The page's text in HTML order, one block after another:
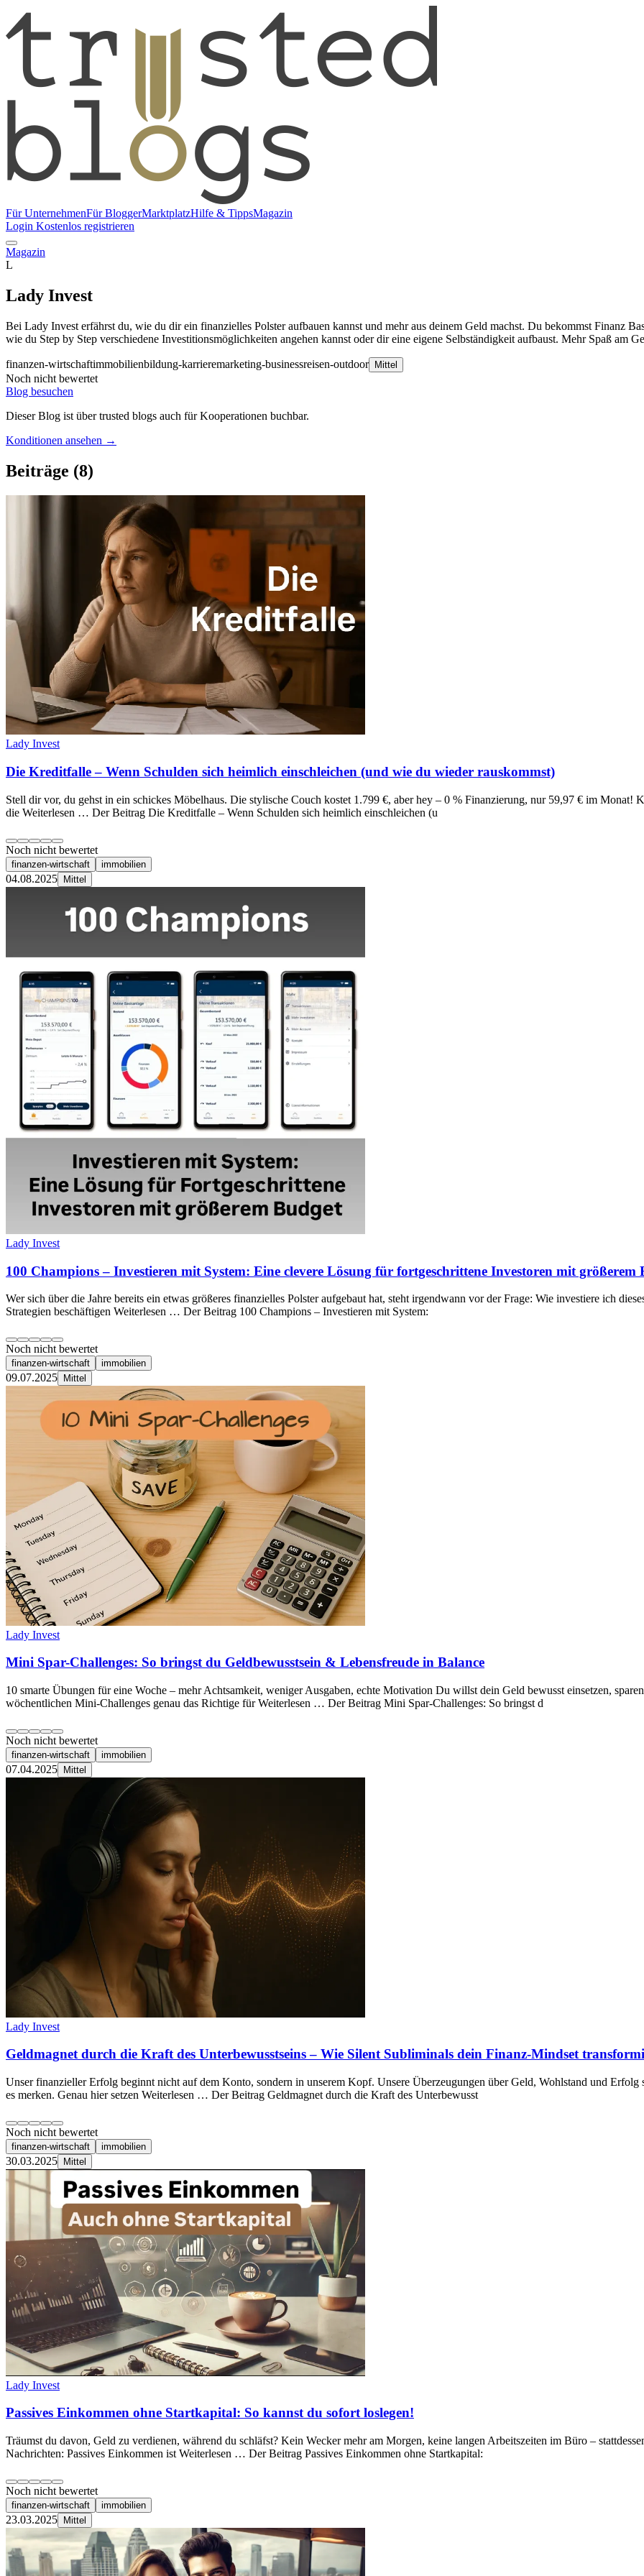
Für UnternehmenFür BloggerMarktplatzHilfe & TippsMagazin
Login Kostenlos registrieren
Magazin
L
Lady Invest
Bei Lady Invest erfährst du, wie du dir ein finanzielles Polster aufbauen kannst und mehr aus deinem Geld machst. Du bekommst Finanz
wie du Step by Step verschiedene Investitionsmöglichkeiten angehen kannst oder dir eine eigene Selbständigkeit aufbaust. Mehr Spaß am
finanzen-wirtschaftimmobilienbildung-karrieremarketing-businessreisen-outdoor Mittel
Noch nicht bewertet
Blog besuchen
Dieser Blog ist über trusted blogs auch für Kooperationen buchbar.
Konditionen ansehen →
Beiträge (8)
Lady Invest
Die Kreditfalle – Wenn Schulden sich heimlich einschleichen (und wie du wieder rauskommst)
Stell dir vor, du gehst in ein schickes Möbelhaus. Die stylische Couch kostet 1.799 €, aber hey – 0 % Finanzierung, nur 59,97 € im Monat!
die Weiterlesen … Der Beitrag Die Kreditfalle – Wenn Schulden sich heimlich einschleichen (u
Noch nicht bewertet
finanzen-wirtschaft immobilien
04.08.2025 Mittel
Lady Invest
100 Champions – Investieren mit System: Eine clevere Lösung für fortgeschrittene Investoren mit größerem
Wer sich über die Jahre bereits ein etwas größeres finanzielles Polster aufgebaut hat, steht irgendwann vor der Frage: Wie investiere ich
Strategien beschäftigen Weiterlesen … Der Beitrag 100 Champions – Investieren mit System:
Noch nicht bewertet
finanzen-wirtschaft immobilien
09.07.2025 Mittel
Lady Invest
Mini Spar-Challenges: So bringst du Geldbewusstsein & Lebensfreude in Balance
10 smarte Übungen für eine Woche – mehr Achtsamkeit, weniger Ausgaben, echte Motivation Du willst dein Geld bewusst einsetzen,
wöchentlichen Mini-Challenges genau das Richtige für Weiterlesen … Der Beitrag Mini Spar-Challenges: So bringst d
Noch nicht bewertet
finanzen-wirtschaft immobilien
07.04.2025 Mittel
Lady Invest
Geldmagnet durch die Kraft des Unterbewusstseins – Wie Silent Subliminals dein Finanz-Mindset
Unser finanzieller Erfolg beginnt nicht auf dem Konto, sondern in unserem Kopf. Unsere Überzeugungen über Geld, Wohlstand und
es merken. Genau hier setzen Weiterlesen … Der Beitrag Geldmagnet durch die Kraft des Unterbewusst
Noch nicht bewertet
finanzen-wirtschaft immobilien
30.03.2025 Mittel
Lady Invest
Passives Einkommen ohne Startkapital: So kannst du sofort loslegen!
Träumst du davon, Geld zu verdienen, während du schläfst? Kein Wecker mehr am Morgen, keine langen Arbeitszeiten im Büro –
Nachrichten: Passives Einkommen ist Weiterlesen … Der Beitrag Passives Einkommen ohne Startkapital:
Noch nicht bewertet
finanzen-wirtschaft immobilien
23.03.2025 Mittel